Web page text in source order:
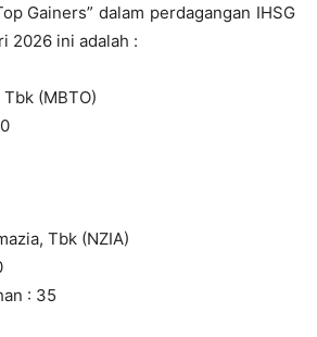
Gainers” dalam perdagangan IHSG
2026 ini adalah :
(MBTO)
Tbk (NZIA)
: 61.021.200
: 35